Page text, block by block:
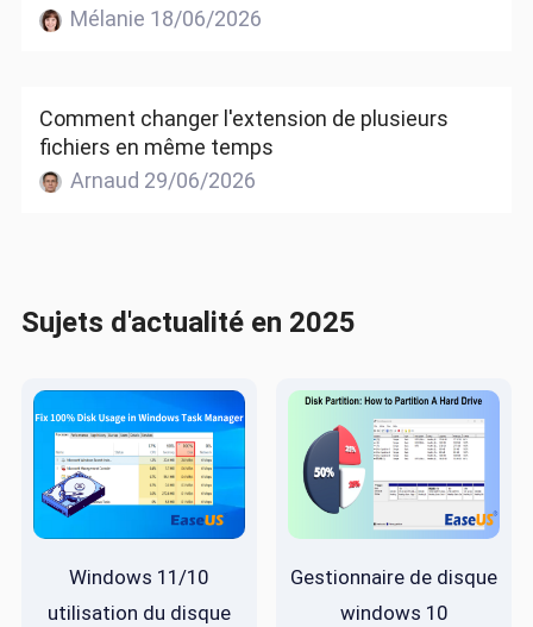
Mélanie 18/06/2026
Comment changer l'extension de plusieurs
fichiers en même temps
Arnaud 29/06/2026
Sujets d'actualité en 2025
Windows 11/10
utilisation du disque
Gestionnaire de disque
windows 10